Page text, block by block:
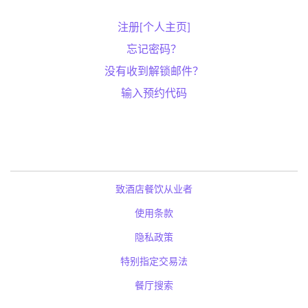
注册[个人主页]
忘记密码？
没有收到解锁邮件？
输入预约代码
致酒店餐饮从业者
使用条款
隐私政策
特别指定交易法
餐厅搜索